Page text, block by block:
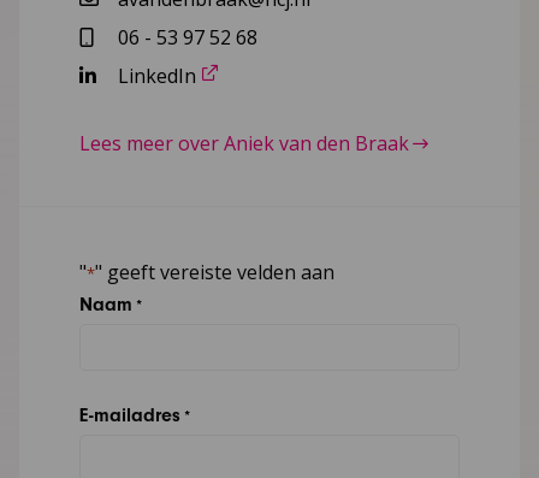
06 - 53 97 52 68
LinkedIn
Lees meer over Aniek van den Braak
"*" geeft vereiste velden aan
Naam *
E-mailadres *